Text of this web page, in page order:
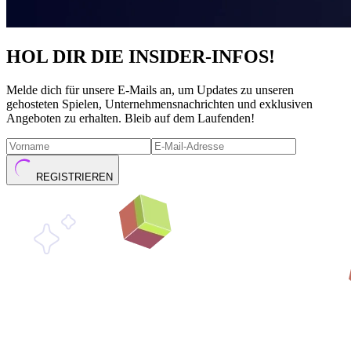
HOL DIR DIE INSIDER-INFOS!
Melde dich für unsere E-Mails an, um Updates zu unseren
gehosteten Spielen, Unternehmensnachrichten und exklusiven
Angeboten zu erhalten. Bleib auf dem Laufenden!
REGISTRIEREN